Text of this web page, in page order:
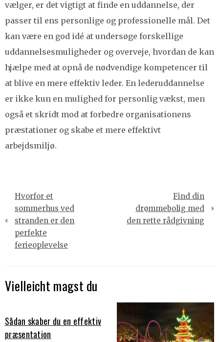
vælger, er det vigtigt at finde en uddannelse, der
passer til ens personlige og professionelle mål. Det
kan være en god idé at undersøge forskellige
uddannelsesmuligheder og overveje, hvordan de kan
hjælpe med at opnå de nødvendige kompetencer til
at blive en mere effektiv leder. En lederuddannelse
er ikke kun en mulighed for personlig vækst, men
også et skridt mod at forbedre organisationens
præstationer og skabe et mere effektivt
arbejdsmiljø.
Indlægsnavigation
Hvorfor et
sommerhus ved
stranden er den
perfekte
ferieoplevelse
Find din
drømmebolig med
den rette rådgivning
Vielleicht magst du
Sådan skaber du en effektiv
præsentation